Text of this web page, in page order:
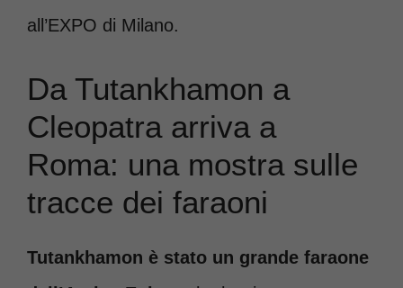
all’EXPO di Milano.
Da Tutankhamon a
Cleopatra arriva a
Roma: una mostra sulle
tracce dei faraoni
Tutankhamon è stato un grande faraone